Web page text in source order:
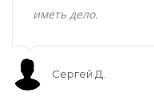
иметь дело.
Сергей Д.